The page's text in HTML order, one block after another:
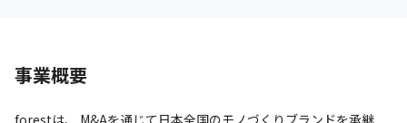
事業概要
forestは、 M&Aを通じて日本全国のモノづくりブランドを承継